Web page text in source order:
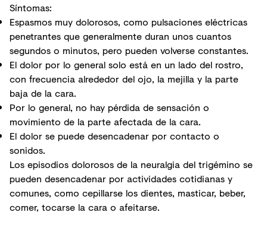
Síntomas:
Espasmos muy dolorosos, como pulsaciones eléctricas
penetrantes que generalmente duran unos cuantos
segundos o minutos, pero pueden volverse constantes.
El dolor por lo general solo está en un lado del rostro,
con frecuencia alrededor del ojo, la mejilla y la parte
baja de la cara.
Por lo general, no hay pérdida de sensación o
movimiento de la parte afectada de la cara.
El dolor se puede desencadenar por contacto o
sonidos.
Los episodios dolorosos de la neuralgia del trigémino se
pueden desencadenar por actividades cotidianas y
comunes, como cepillarse los dientes, masticar, beber,
comer, tocarse la cara o afeitarse.